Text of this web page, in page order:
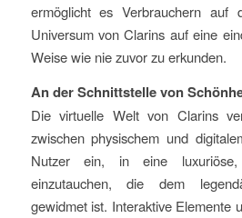
ermöglicht es Verbrauchern auf
Universum von Clarins auf eine
Weise wie nie zuvor zu erkunden.
An der Schnittstelle von
Die virtuelle Welt von Clarins
zwischen physischem und
Nutzer ein, in eine luxuriöse,
einzutauchen, die dem
gewidmet ist. Interaktive Elemente